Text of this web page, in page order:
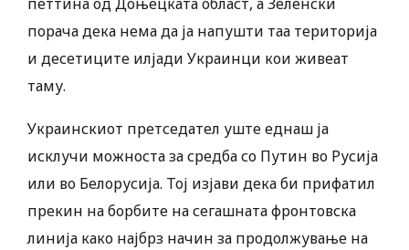
порача дека нема да ја напушти таа територија
и десетиците илјади Украинци кои живеат
таму.
Украинскиот претседател уште еднаш ја
исклучи можноста за средба со Путин во Русија
или во Белорусија. Тој изјави дека би прифатил
прекин на борбите на сегашната фронтовска
линија како најбрз начин за продолжување на